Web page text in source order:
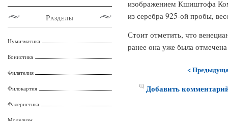
изображением Кшиштофа
из серебра 925-ой пробы,
Стоит отметить, что
ранее она уже была
<
Добавить
Разделы
Нумизматика
Бонистика
Филателия
Филокартия
Фалеристика